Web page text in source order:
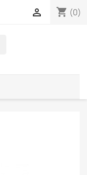
shopping_cart (0)
